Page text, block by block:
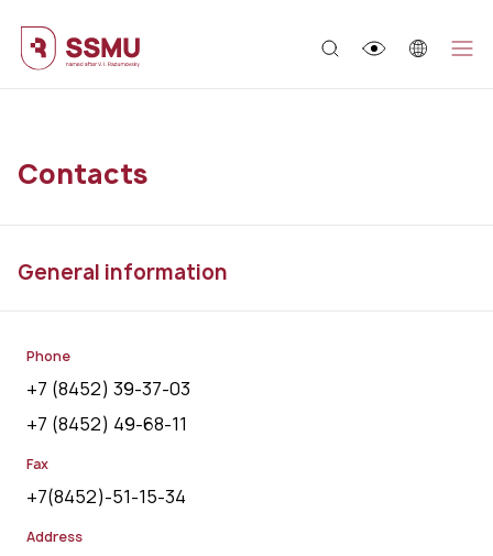
Contacts
General information
Phone
+7 (8452) 39-37-03
+7 (8452) 49-68-11
Fax
+7(8452)-51-15-34
Address